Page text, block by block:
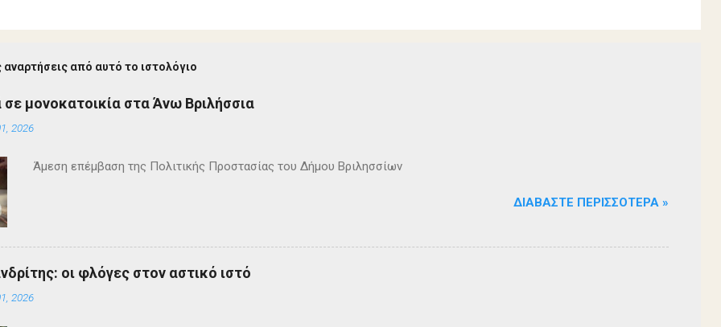
αναρτήσεις από αυτό το ιστολόγιο
σε μονοκατοικία στα Άνω Βριλήσσια
2026
Άμεση επέμβαση της Πολιτικής Προστασίας του Δήμου Βριλησσίων
ΔΙΑΒΆΣΤΕ ΠΕΡΙΣΣΌΤΕΡΑ »
οι φλόγες στον αστικό ιστό
2026